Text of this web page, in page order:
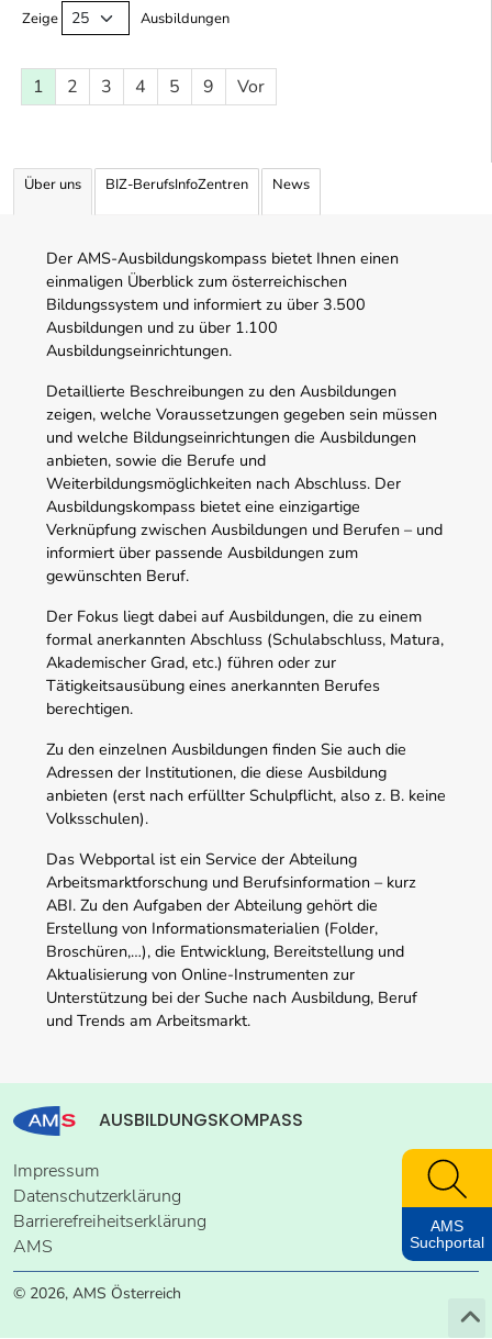
Zeige Ausbildungen
1 2 3 4 5 9 Vor
Über uns BIZ-BerufsInfoZentren News
Der AMS-Ausbildungskompass bietet Ihnen einen
einmaligen Überblick zum österreichischen
Bildungssystem und informiert zu über 3.500
Ausbildungen und zu über 1.100
Ausbildungseinrichtungen.
Detaillierte Beschreibungen zu den Ausbildungen
zeigen, welche Voraussetzungen gegeben sein müssen
und welche Bildungseinrichtungen die Ausbildungen
anbieten, sowie die Berufe und
Weiterbildungsmöglichkeiten nach Abschluss. Der
Ausbildungskompass bietet eine einzigartige
Verknüpfung zwischen Ausbildungen und Berufen – und
informiert über passende Ausbildungen zum
gewünschten Beruf.
Der Fokus liegt dabei auf Ausbildungen, die zu einem
formal anerkannten Abschluss (Schulabschluss, Matura,
Akademischer Grad, etc.) führen oder zur
Tätigkeitsausübung eines anerkannten Berufes
berechtigen.
Zu den einzelnen Ausbildungen finden Sie auch die
Adressen der Institutionen, die diese Ausbildung
anbieten (erst nach erfüllter Schulpflicht, also z. B. keine
Volksschulen).
Das Webportal ist ein Service der Abteilung
Arbeitsmarktforschung und Berufsinformation – kurz
ABI. Zu den Aufgaben der Abteilung gehört die
Erstellung von Informationsmaterialien (Folder,
Broschüren,…), die Entwicklung, Bereitstellung und
Aktualisierung von Online-Instrumenten zur
Unterstützung bei der Suche nach Ausbildung, Beruf
und Trends am Arbeitsmarkt.
AUSBILDUNGSKOMPASS
Impressum
Datenschutzerklärung
Barrierefreiheitserklärung
AMS
© 2026, AMS Österreich
AMS
Suchportal